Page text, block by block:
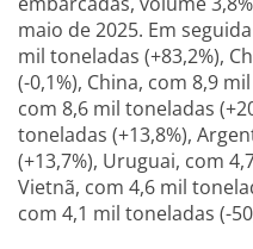
maio de 2025. Em
mil toneladas (+83,2%),
(-0,1%), China, com 8,9
com 8,6 mil toneladas
toneladas (+13,8%),
(+13,7%), Uruguai, com
Vietnã, com 4,6 mil
com 4,1 mil toneladas (-